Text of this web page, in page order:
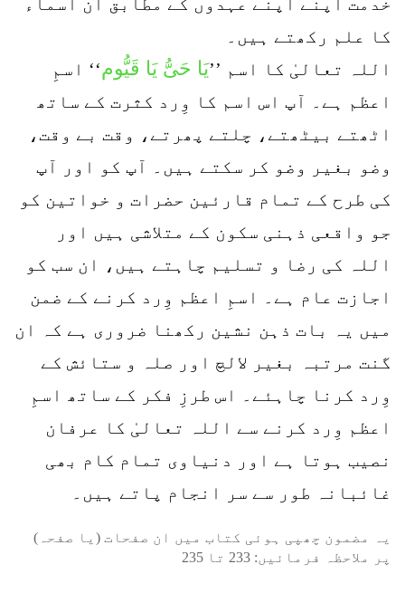
کا علم رکھتے ہیں۔
اللہ تعالیٰ کا اسم ’’یَا حَیُّ یَا قَیُّوم‘‘ اسمِ
اعظم ہے۔ آپ اس اسم کا وِرد کثرت کے ساتھ
اٹھتے بیٹھتے، چلتے پھرتے، وقت بے وقت،
وضو بغیر وضو کر سکتے ہیں۔ آپ کو اور آپ
کی طرح کے تمام قارئین حضرات و خواتین کو
جو واقعی ذہنی سکون کے متلاشی ہیں اور
اللہ کی رضا و تسلیم چاہتے ہیں، ان سب کو
اجازت عام ہے۔ اسمِ اعظم وِرد کرنے کے ضمن
میں یہ بات ذہن نشین رکھنا ضروری ہے کہ ان
گنت مرتبہ بغیر لالچ اور صلہ و ستائش کے
وِرد کرنا چاہئے۔ اس طرزِ فکر کے ساتھ اسمِ
اعظم وِرد کرنے سے اللہ تعالیٰ کا عرفان
نصیب ہوتا ہے اور دنیاوی تمام کام بھی
غائبانہ طور سے سر انجام پاتے ہیں۔
یہ مضمون چھپی ہوئی کتاب میں ان صفحات (یا صفحہ)
پر ملاحظہ فرمائیں: 233 تا 235